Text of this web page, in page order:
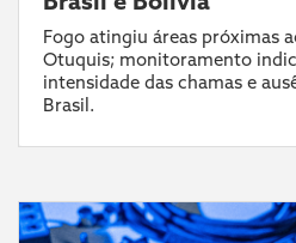
Fogo atingiu áreas próximas
Otuquis; monitoramento
intensidade das chamas e
Brasil.